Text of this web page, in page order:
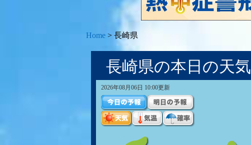
Home > 長崎県
長崎県の本日の天気
2026年08月06日 10:00更新